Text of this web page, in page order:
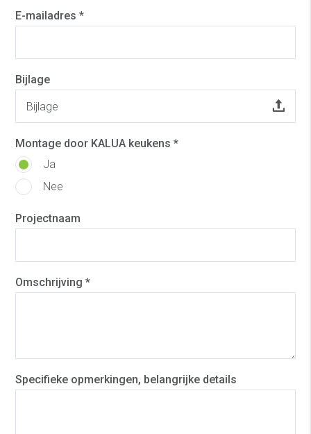
E-mailadres *
Bijlage
Bijlage
Ja
Nee
Montage door KALUA keukens *
Projectnaam
Omschrijving *
Specifieke opmerkingen, belangrijke details